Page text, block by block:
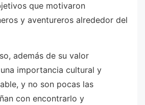
que motivaron
y aventureros alrededor del
además de su valor
importancia cultural y
y no son pocas las
con encontrarlo y